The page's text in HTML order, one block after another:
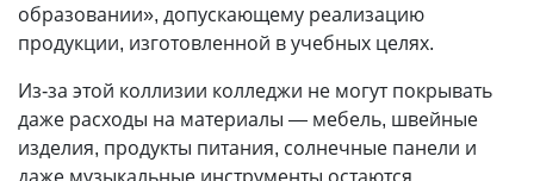
образовании», допускающему реализацию
продукции, изготовленной в учебных целях.
Из-за этой коллизии колледжи не могут покрывать
даже расходы на материалы — мебель, швейные
изделия, продукты питания, солнечные панели и